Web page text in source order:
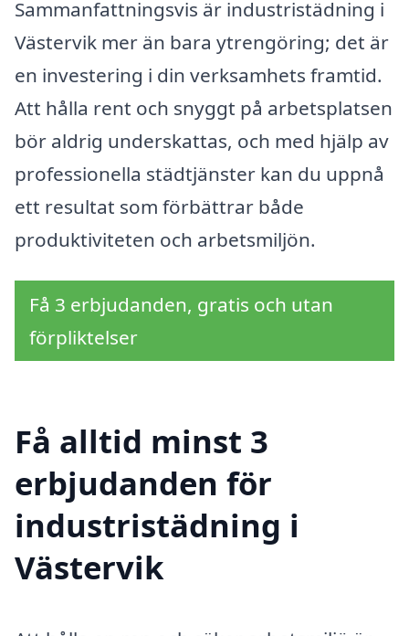
Sammanfattningsvis är industristädning i
Västervik mer än bara ytrengöring; det är
en investering i din verksamhets framtid.
Att hålla rent och snyggt på arbetsplatsen
bör aldrig underskattas, och med hjälp av
professionella städtjänster kan du uppnå
ett resultat som förbättrar både
produktiviteten och arbetsmiljön.
Få 3 erbjudanden, gratis och utan
förpliktelser
Få alltid minst 3
erbjudanden för
industristädning i
Västervik